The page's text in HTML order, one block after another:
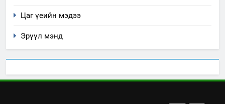
Цаг үеийн мэдээ
Эрүүл мэнд
БАЙГУУЛНА
ЗАР ТАЗ-ЫН САЛБАР ЗӨВЛӨЛ
3